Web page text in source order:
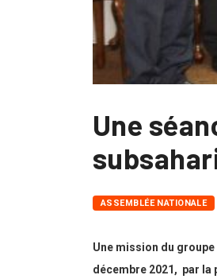
Une
ASSEMBLÉE NATIONALE
Une mission du
décembre 2021, par la